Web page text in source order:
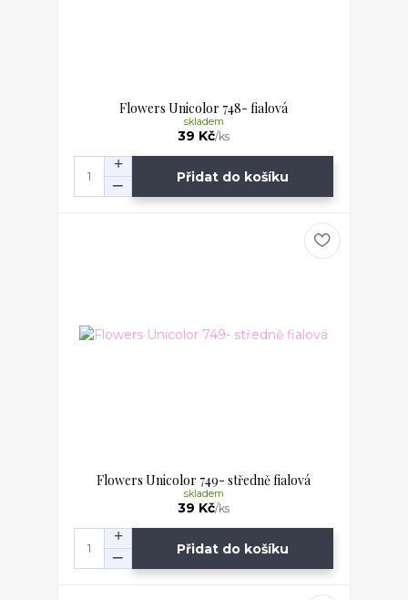
Flowers Unicolor 748- fialová
39 Kč/ks
skladem
Přidat do košíku
Flowers Unicolor 749- středně fialová
39 Kč/ks
skladem
Přidat do košíku